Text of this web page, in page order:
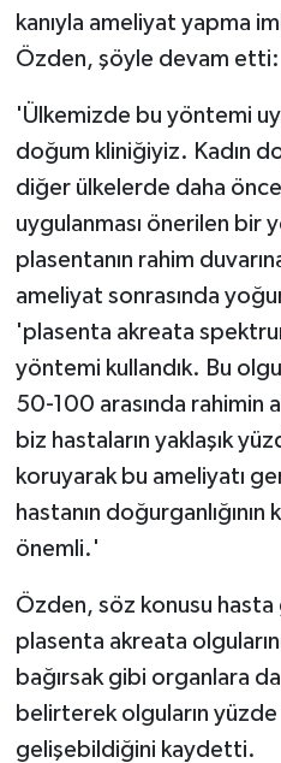
kanıyla ameliyat yapma
Özden, şöyle devam etti:
'Ülkemizde bu yöntemi
doğum kliniğiyiz. Kadın
diğer ülkelerde daha
uygulanması önerilen bir
plasentanın rahim
ameliyat sonrasında
'plasenta akreata
yöntemi kullandık. Bu
50-100 arasında rahimin
biz hastaların yaklaşık
koruyarak bu ameliyatı
hastanın doğurganlığının
önemli.'
Özden, söz konusu
plasenta akreata
bağırsak gibi organlara
belirterek olguların
gelişebildiğini kaydetti.